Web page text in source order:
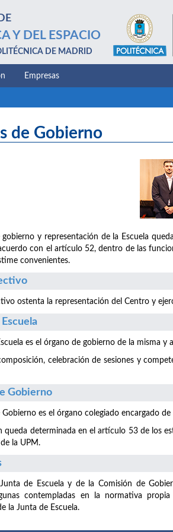
Y DEL ESPACIO
DE MADRID
Empresas
de Gobierno
gobierno y representación de la Escuela
con el artículo 52, dentro de las
convenientes.
ostenta la representación del Centro y
es el órgano de gobierno de la misma
celebración de sesiones y
Gobierno
Gobierno es el órgano colegiado encargado
queda determinada en el artículo 53 de los
la UPM.
de Escuela y de la Comisión de
contempladas en la normativa
la Junta de Escuela.